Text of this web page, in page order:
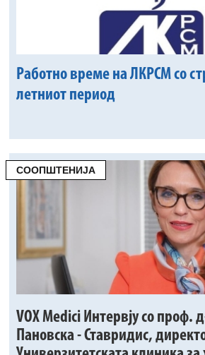
Работно време на ЛКРСМ со
летниот период
СООПШТЕНИЈА
VOX Medici Интервју со проф.
Пановска - Ставридис,